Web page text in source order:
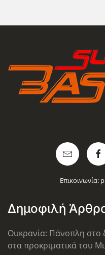
Επικοινωνία:
Δημοφιλή
Ουκρανία: Πάνοπλη στο
στα προκριματικά του